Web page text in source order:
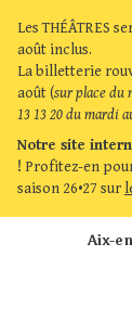
Les THÉÂTRES
août inclus.
La billetterie
août (sur place du
13 13 20 du mardi
Notre site
! Profitez-en
saison 26•27 sur
Aix-